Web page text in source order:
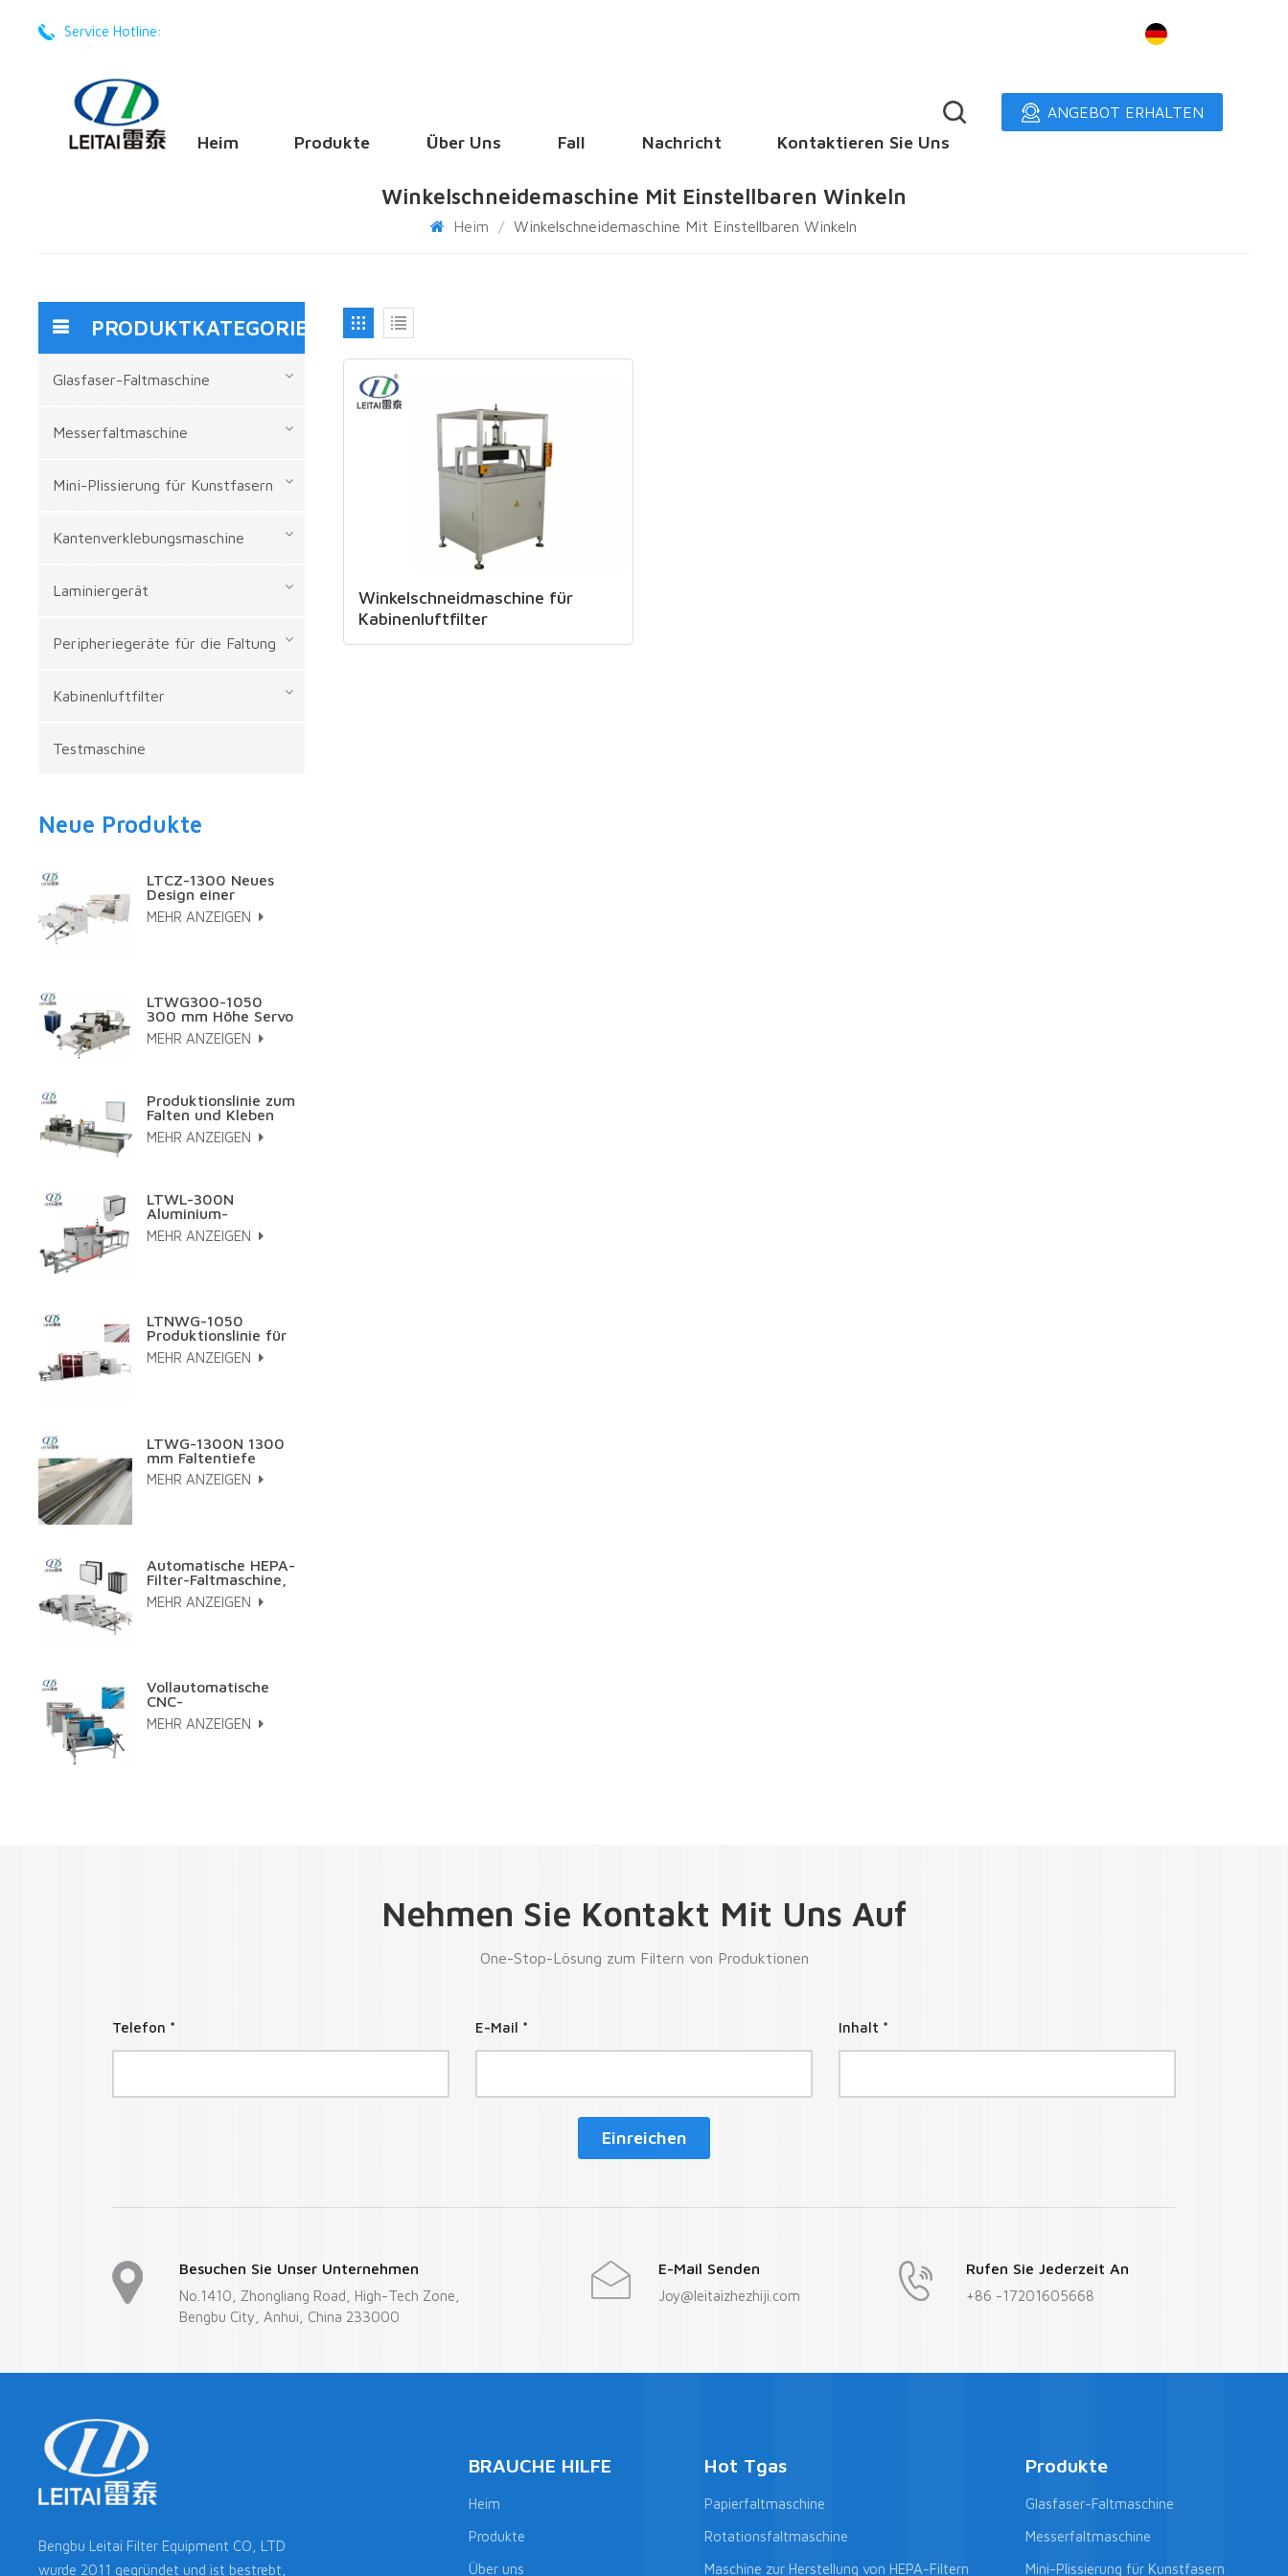
Service Hotline:
ANGEBOT ERHALTEN
Heim Produkte Über Uns Fall Nachricht Kontaktieren Sie Uns
Winkelschneidemaschine Mit Einstellbaren Winkeln
Heim / Winkelschneidemaschine Mit Einstellbaren Winkeln
Winkelschneidmaschine für
Kabinenluftfilter
PRODUKTKATEGORIEN
Glasfaser-Faltmaschine
Messerfaltmaschine
Mini-Plissierung für Kunstfasern
Kantenverklebungsmaschine
Laminiergerät
Peripheriegeräte für die Faltung
Kabinenluftfilter
Testmaschine
Neue Produkte
LTCZ-1300 Neues
Design einer
vollautomatischen
HEPA-
MEHR ANZEIGEN
LTWG300-1050
300 mm Höhe Servo
Papierfalt- und
Klebelinie
MEHR ANZEIGEN
Produktionslinie zum
Falten und Kleben
von großflächigen,
hocheffizienten
MEHR ANZEIGEN
LTWL-300N
Aluminium-
Wellblech-
Herstellungsmaschine
MEHR ANZEIGEN
LTNWG-1050
Produktionslinie für
hochtemperaturbeständiges
Glasfaserdraht-
MEHR ANZEIGEN
LTWG-1300N 1300
mm Faltentiefe
Vollautomatische
Hepa-Filter CNC
MEHR ANZEIGEN
Automatische HEPA-
Filter-Faltmaschine,
Falt- und Klebelinie
für synthetisches
MEHR ANZEIGEN
Vollautomatische
CNC-
Papierfaltmaschine
MEHR ANZEIGEN
Nehmen Sie Kontakt Mit Uns Auf
One-Stop-Lösung zum Filtern von Produktionen
Telefon * E-Mail * Inhalt *
Einreichen
Besuchen Sie Unser Unternehmen
No.1410, Zhongliang Road, High-Tech Zone,
Bengbu City, Anhui, China 233000
E-Mail Senden
Joy@leitaizhezhiji.com
Rufen Sie Jederzeit An
+86 -17201605668
Bengbu Leitai Filter Equipment CO, LTD
wurde 2011 gegründet und ist bestrebt,
BRAUCHE HILFE
Heim
Produkte
Über uns
Hot Tgas
Papierfaltmaschine
Rotationsfaltmaschine
Maschine zur Herstellung von HEPA-Filtern
Produkte
Glasfaser-Faltmaschine
Messerfaltmaschine
Mini-Plissierung für Kunstfasern